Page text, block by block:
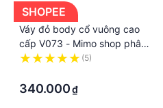
SHOPEE
Váy đỏ body cổ vuông cao
cấp V073 - Mimo shop phân
phối chính thức
(5)
340.000₫